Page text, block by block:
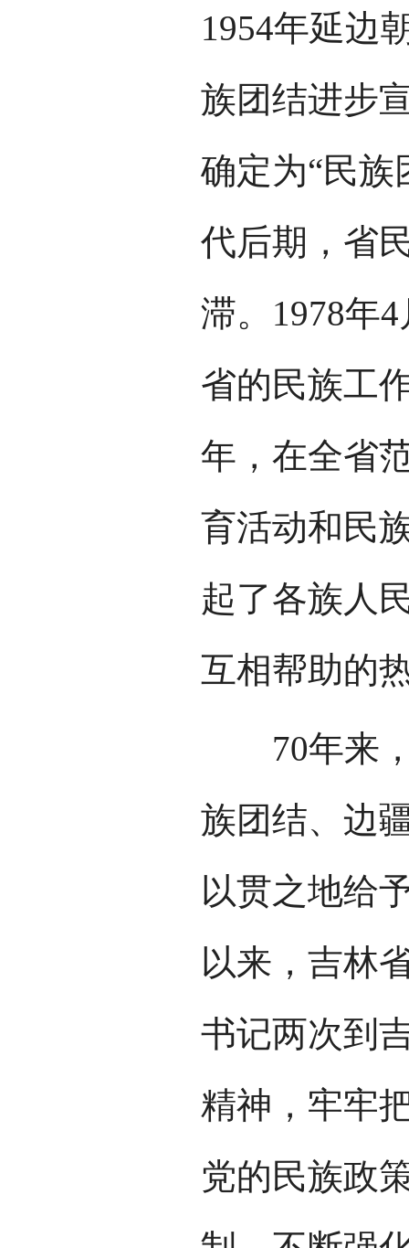
1954年延边
族团结进步
确定为“民族
代后期，省
滞。1978年
省的民族工
年，在全省
育活动和民
起了各族人
互相帮助的
70年来，
族团结、边
以贯之地给
以来，吉林
书记两次到
精神，牢牢
党的民族政